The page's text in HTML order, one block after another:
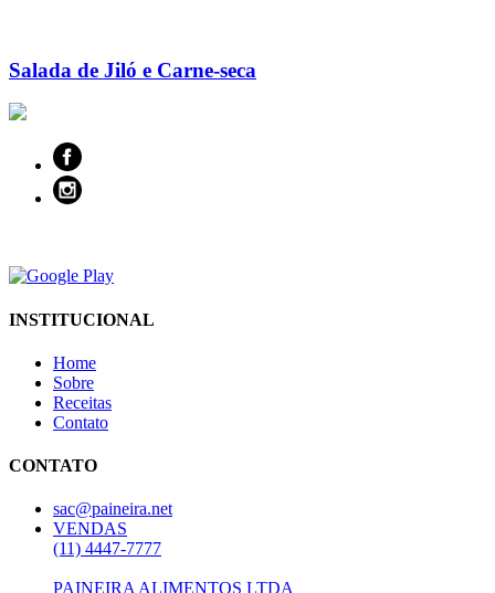
Salada de Jiló e Carne-seca
INSTITUCIONAL
Home
Sobre
Receitas
Contato
CONTATO
sac@paineira.net
VENDAS
(11) 4447-7777
PAINEIRA ALIMENTOS LTDA